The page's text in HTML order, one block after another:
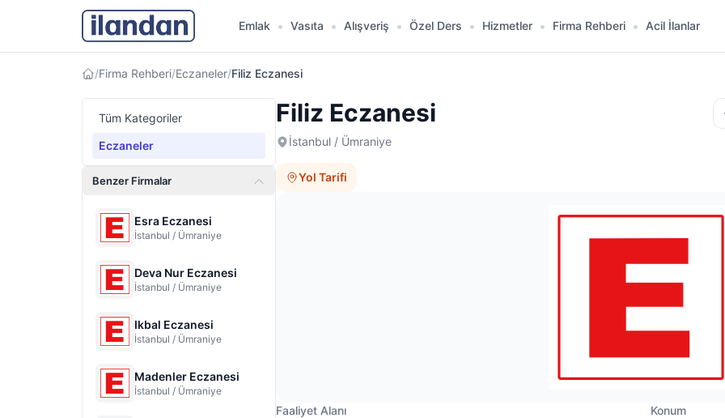
Ana sayfa
Emlak Vasıta Alışveriş Özel Ders Hizmetler Firma Rehberi Acil İlanlar
/Firma Rehberi/Eczaneler/Filiz Eczanesi
Tüm Kategoriler
Eczaneler
Benzer Firmalar
Esra Eczanesi
İstanbul / Ümraniye
Deva Nur Eczanesi
İstanbul / Ümraniye
Ikbal Eczanesi
İstanbul / Ümraniye
Madenler Eczanesi
İstanbul / Ümraniye
Filiz Eczanesi
İstanbul / Ümraniye
Yol Tarifi
Faaliyet Alanı
Konum